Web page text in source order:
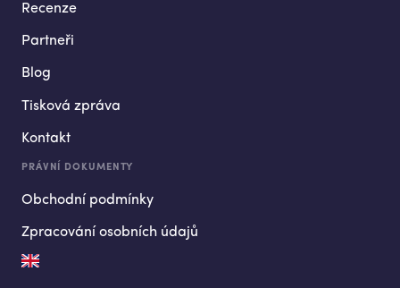
Recenze
Partneři
Blog
Tisková zpráva
Kontakt
PRÁVNÍ DOKUMENTY
Obchodní podmínky
Zpracování osobních údajů